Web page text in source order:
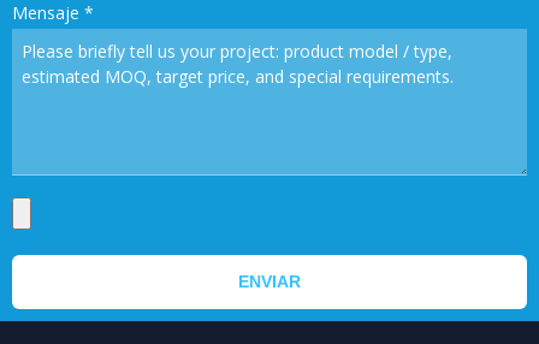
Mensaje *
ENVIAR